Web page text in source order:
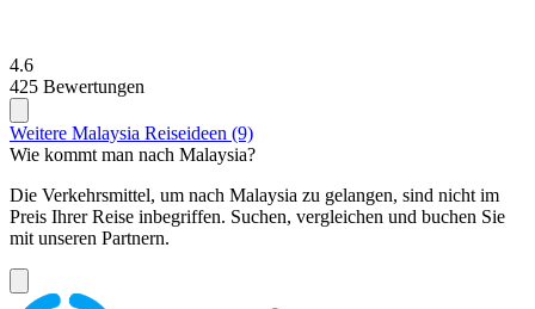
4.6
425 Bewertungen
Weitere Malaysia Reiseideen (9)
Wie kommt man nach Malaysia?
Die Verkehrsmittel, um nach Malaysia zu gelangen, sind nicht im
Preis Ihrer Reise inbegriffen. Suchen, vergleichen und buchen Sie
mit unseren Partnern.